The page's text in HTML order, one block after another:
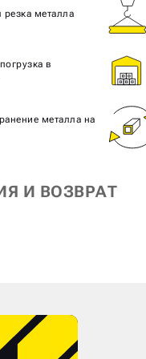
резка металла
в
металла на
И ВОЗВРАТ